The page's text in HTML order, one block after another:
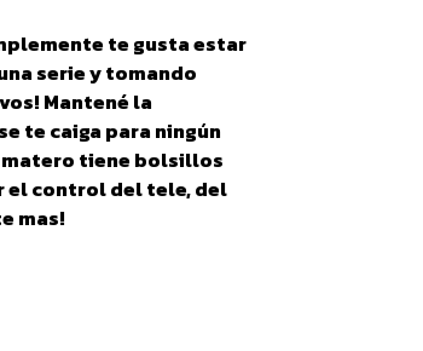
te gusta estar
serie y tomando
Mantené la
te caiga para ningún
matero tiene bolsillos
el control del tele, del
mas!